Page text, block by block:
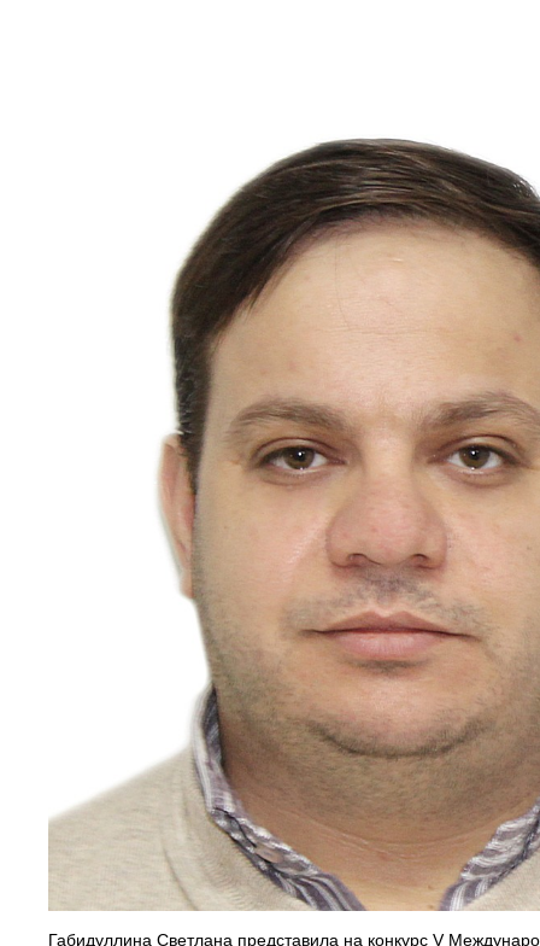
Габидуллина Светлана представила на конкурс V